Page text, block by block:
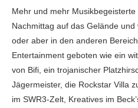
Mehr und mehr
Nachmittag auf das Gelände und
oder aber in den anderen
Entertainment geboten wie ein
von Bifi, ein trojanischer
Jägermeister, die Rockstar Villa
im SWR3-Zelt, Kreatives im